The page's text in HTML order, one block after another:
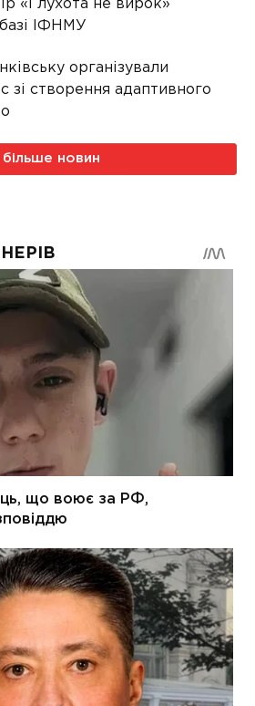
«Глухота не вирок»
ІФНМУ
організували
зі створення адаптивного
більше новин